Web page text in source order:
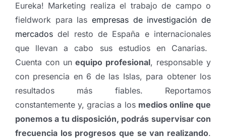
Eureka! Marketing realiza el trabajo de campo o
fieldwork para las empresas de investigación de
mercadosdel resto de España e internacionales
que llevan a cabo sus estudios en Canarias.
Cuenta con un equipo profesional, responsable y
con presencia en 6 de las Islas, para obtener los
resultados más fiables. Reportamos
constantemente y, gracias a los medios online que
ponemos a tu disposición, podrás supervisar con
frecuencia los progresos que se van realizando.